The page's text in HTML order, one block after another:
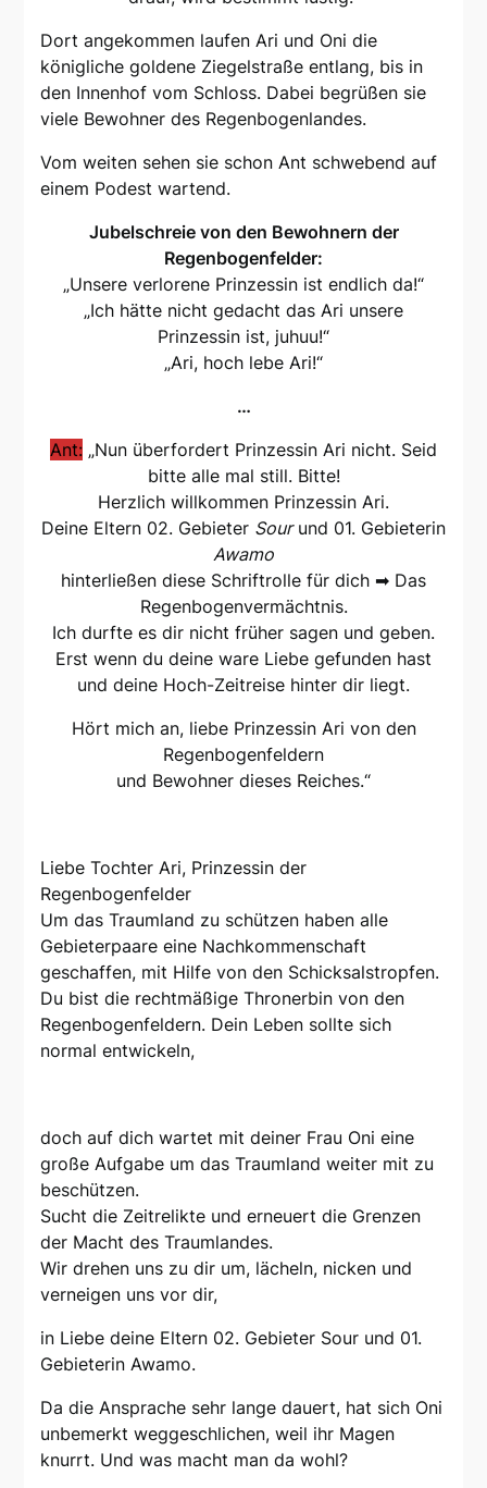
Dort angekommen laufen Ari und Oni die
königliche goldene Ziegelstraße entlang, bis in
den Innenhof vom Schloss. Dabei begrüßen sie
viele Bewohner des Regenbogenlandes.
Vom weiten sehen sie schon Ant schwebend auf
einem Podest wartend.
Jubelschreie von den Bewohnern der
Regenbogenfelder:
„Unsere verlorene Prinzessin ist endlich da!“
„Ich hätte nicht gedacht das Ari unsere
Prinzessin ist, juhuu!“
„Ari, hoch lebe Ari!“
…
Ant: „Nun überfordert Prinzessin Ari nicht. Seid
bitte alle mal still. Bitte!
Herzlich willkommen Prinzessin Ari.
Deine Eltern 02. Gebieter Sourund 01. Gebieterin
Awamo
hinterließen diese Schriftrolle für dich ➡ Das
Regenbogenvermächtnis.
Ich durfte es dir nicht früher sagen und geben.
Erst wenn du deine ware Liebe gefunden hast
und deine Hoch-Zeitreise hinter dir liegt.
Hört mich an, liebe Prinzessin Ari von den
Regenbogenfeldern
und Bewohner dieses Reiches.“
Liebe Tochter Ari, Prinzessin der
Regenbogenfelder
Um das Traumland zu schützen haben alle
Gebieterpaare eine Nachkommenschaft
geschaffen, mit Hilfe von den Schicksalstropfen.
Du bist die rechtmäßige Thronerbin von den
Regenbogenfeldern. Dein Leben sollte sich
normal entwickeln,
doch auf dich wartet mit deiner Frau Oni eine
große Aufgabe um das Traumland weiter mit zu
beschützen.
Sucht die Zeitrelikte und erneuert die Grenzen
der Macht des Traumlandes.
Wir drehen uns zu dir um, lächeln, nicken und
verneigen uns vor dir,
in Liebe deine Eltern 02. Gebieter Sour und 01.
Gebieterin Awamo.
Da die Ansprache sehr lange dauert, hat sich Oni
unbemerkt weggeschlichen, weil ihr Magen
knurrt. Und was macht man da wohl?